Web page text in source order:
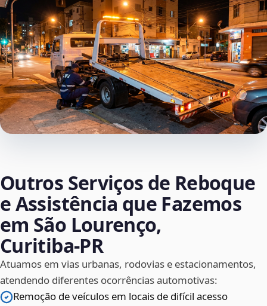
Outros Serviços de Reboque
e Assistência que Fazemos
em São Lourenço,
Curitiba‑PR
Atuamos em vias urbanas, rodovias e estacionamentos,
atendendo diferentes ocorrências automotivas:
Remoção de veículos em locais de difícil acesso